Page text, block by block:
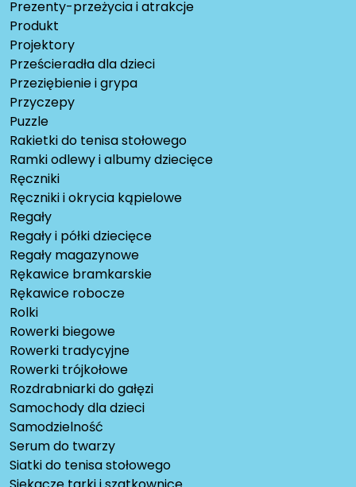
Prezenty-przeżycia i atrakcje
Produkt
Projektory
Prześcieradła dla dzieci
Przeziębienie i grypa
Przyczepy
Puzzle
Rakietki do tenisa stołowego
Ramki odlewy i albumy dziecięce
Ręczniki
Ręczniki i okrycia kąpielowe
Regały
Regały i półki dziecięce
Regały magazynowe
Rękawice bramkarskie
Rękawice robocze
Rolki
Rowerki biegowe
Rowerki tradycyjne
Rowerki trójkołowe
Rozdrabniarki do gałęzi
Samochody dla dzieci
Samodzielność
Serum do twarzy
Siatki do tenisa stołowego